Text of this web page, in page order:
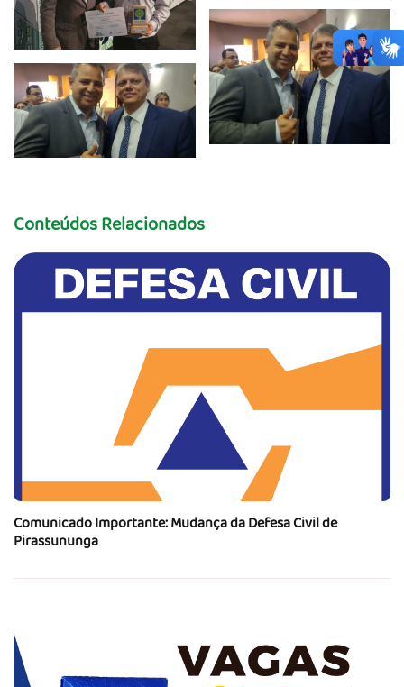
Conteúdos Relacionados
Comunicado Importante: Mudança da Defesa Civil de
Pirassununga